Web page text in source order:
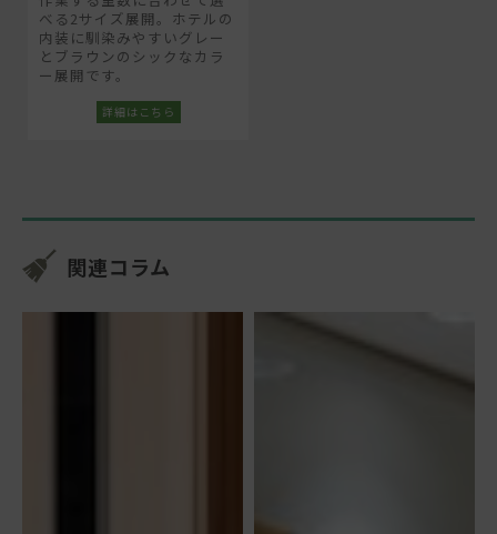
べる2サイズ展開。ホテルの
内装に馴染みやすいグレー
とブラウンのシックなカラ
ー展開です。
関連コラム